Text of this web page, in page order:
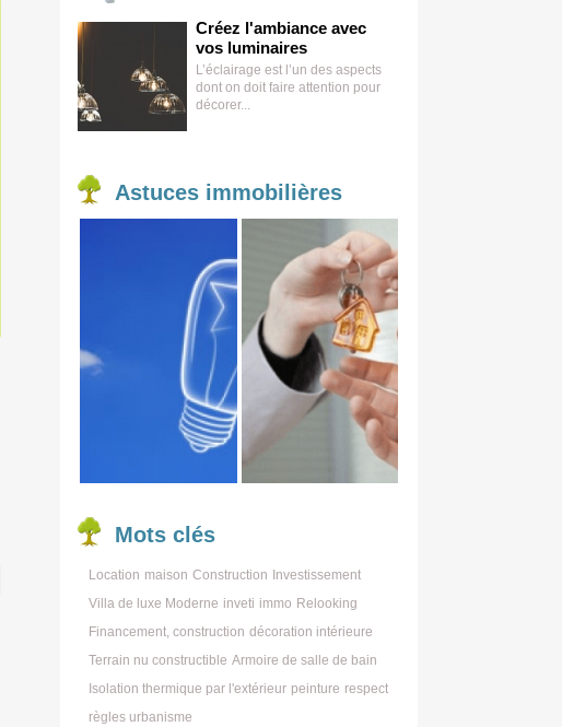
Achat
Créez l'ambiance avec
vos luminaires
L’éclairage est l’un des aspects
dont on doit faire attention pour
décorer...
Astuces immobilières
Mots clés
Location maison Construction
Investissement
Villa de luxe Moderne inveti immo Relooking
Financement, construction décoration intérieure
Terrain nu constructible Armoire de salle de bain
Isolation thermique par l'extérieur peinture respect
règles urbanisme